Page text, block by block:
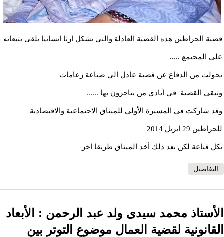
قضية الحراطين هذه القضية العادلة والتي تشكل ارثا انسانيا يلقى بتبعاته
علي المجتمع .....
تحولت من الدفاع عن قضية عادل الي صناعة زعامات
وتبقي القضية في أيادي من يتاجرون بها ......
وقد شاركت في المسيرة الأولي للميثاق الاجتماعية والاقتصادية
للحراطين 29 ابريل 2014
بكل قناعة لكن بعد ذلك أخذ الميثاق طريقا اخر
التفاصيل
الأستاذ محمد سيدى ولد عبد الرحمن : الأبعاد
القانونية لقضية العمال موضوع التوتر بين